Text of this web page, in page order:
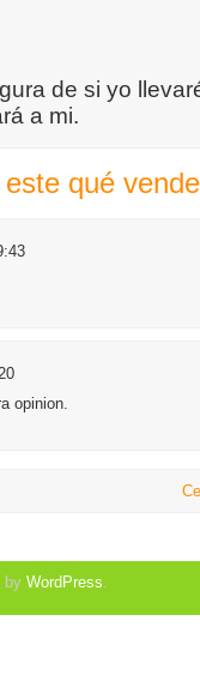
de si yo
a mi.
qué
opinion.
by WordPress.